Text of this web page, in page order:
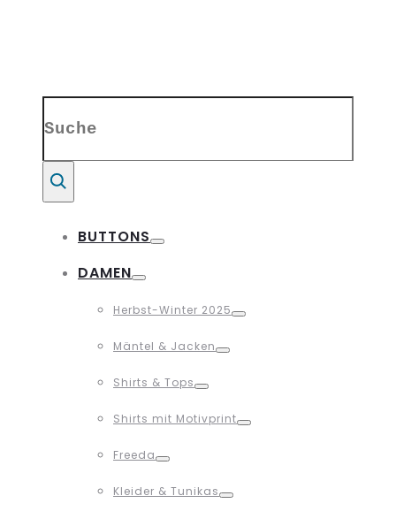
Suche
BUTTONS
DAMEN
Herbst-Winter 2025
Mäntel & Jacken
Shirts & Tops
Shirts mit Motivprint
Freeda
Kleider & Tunikas